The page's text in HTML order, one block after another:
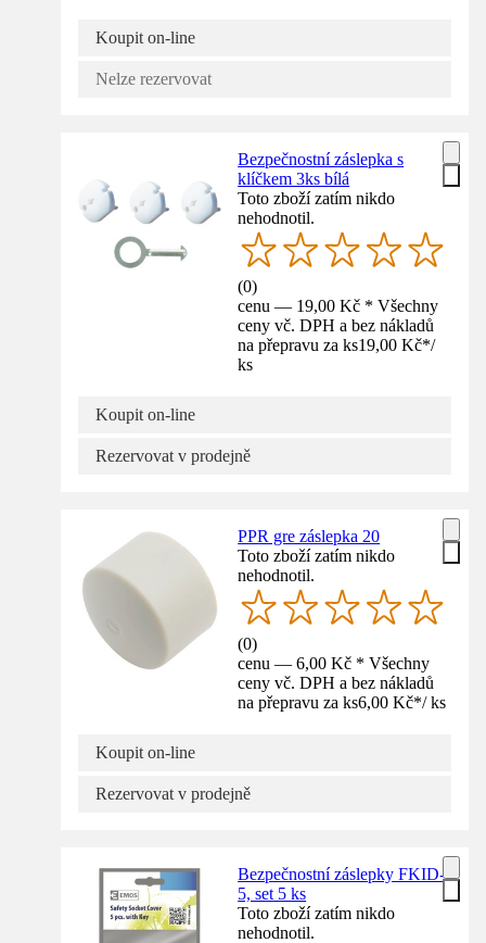
Koupit on-line
Nelze rezervovat
Bezpečnostní záslepka s
klíčkem 3ks bílá
Toto zboží zatím nikdo
nehodnotil.
(0)
cenu — 19,00 Kč * Všechny
ceny vč. DPH a bez nákladů
na přepravu za ks19,00 Kč*/
ks
Koupit on-line
Rezervovat v prodejně
PPR gre záslepka 20
Toto zboží zatím nikdo
nehodnotil.
(0)
cenu — 6,00 Kč * Všechny
ceny vč. DPH a bez nákladů
na přepravu za ks6,00 Kč*/ ks
Koupit on-line
Rezervovat v prodejně
Bezpečnostní záslepky FKID-
5, set 5 ks
Toto zboží zatím nikdo
nehodnotil.